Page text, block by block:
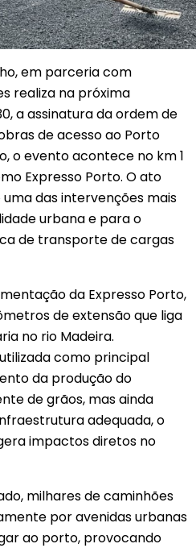
em parceria com
realiza na próxima
a assinatura da ordem de
de acesso ao Porto
o evento acontece no km 1
Expresso Porto. O ato
das intervenções mais
urbana e para o
de transporte de cargas
da Expresso Porto,
de extensão que liga
no rio Madeira.
como principal
da produção do
de grãos, mas ainda
adequada, o
impactos diretos no
milhares de caminhões
por avenidas urbanas
ao porto, provocando